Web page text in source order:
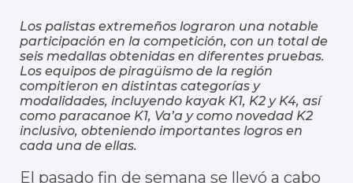
Los palistas extremeños lograron una notable
participación en la competición, con un total de
seis medallas obtenidas en diferentes pruebas.
Los equipos de piragüismo de la región
compitieron en distintas categorías y
modalidades, incluyendo kayak K1, K2 y K4, así
como paracanoe K1, Va’a y como novedad K2
inclusivo, obteniendo importantes logros en
cada una de ellas.
El pasado fin de semana se llevó a cabo